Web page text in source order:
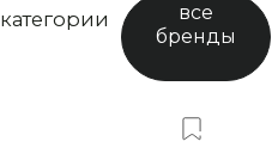
категории
все
бренды